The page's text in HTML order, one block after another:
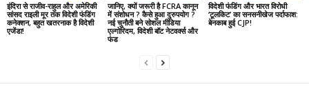
इंदिरा से राजीव-राहुल और अमेरिकी
सांसद राइली मूर तक विदेशी फंडिंग
कनेक्शन, बहुत खतरनाक है विदेशी
एजेंडा!
जानिए, क्यों जरूरी है FCRA कानून
में संशोधन ? कैसे हुआ दुरुपयोग ?
नई चुनौती बने सोशल मीडिया
एल्गोरिदम, विदेशी बॉट नेटवर्क्स और
फंड
विदेशी फंडिंग और भारत विरोधी
‘टूलकिट’ का सनसनीखेज पर्दाफाश:
बेनकाब हुई CJP!